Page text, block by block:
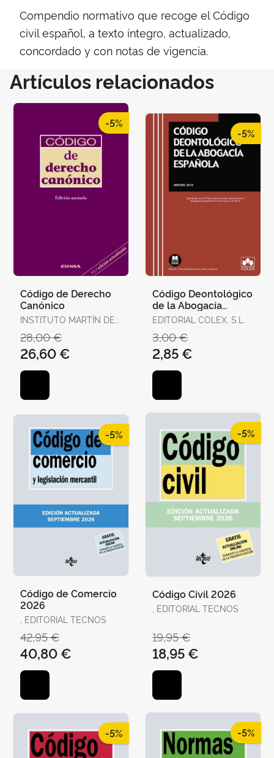
Compendio normativo que recoge el Código
civil español, a texto íntegro, actualizado,
concordado y con notas de vigencia.
Artículos relacionados
-5%
Código de Derecho
Canónico
INSTITUTO MARTÍN DE
28,00 €
26,60 €
-5%
Código Deontológico
de la Abogacía
Española
EDITORIAL COLEX, S.L.
3,00 €
2,85 €
-5%
Código de Comercio
2026
, EDITORIAL TECNOS
42,95 €
40,80 €
-5%
Código Civil 2026
, EDITORIAL TECNOS
19,95 €
18,95 €
-5% -5%